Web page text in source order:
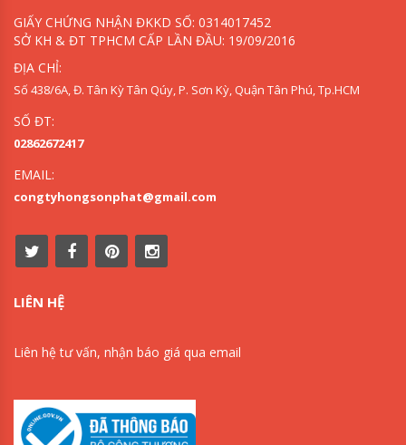
GIẤY CHỨNG NHẬN ĐKKD SỐ: 0314017452
SỞ KH & ĐT TPHCM CẤP LẦN ĐẦU: 19/09/2016
ĐỊA CHỈ:
Số 438/6A, Đ. Tân Kỳ Tân Qúy, P. Sơn Kỳ, Quận Tân Phú, Tp.HCM
SỐ ĐT:
02862672417
EMAIL:
congtyhongsonphat@gmail.com
LIÊN HỆ
Liên hệ tư vấn, nhận báo giá qua email